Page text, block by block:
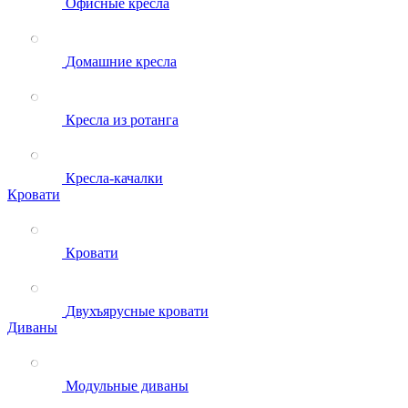
Офисные кресла
Домашние кресла
Кресла из ротанга
Кресла-качалки
Кровати
Кровати
Двухъярусные кровати
Диваны
Модульные диваны